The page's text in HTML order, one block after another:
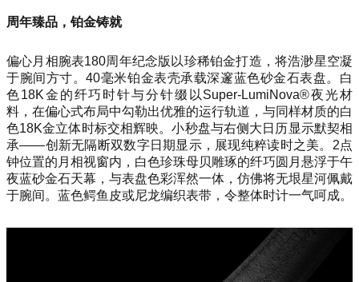
周年臻品，铂金铸就
偏心月相腕表180周年纪念版以珍稀铂金打造，将浩渺星空凝
于腕间方寸。40毫米铂金表壳承载深邃蓝色砂金石表盘。白
色18K金的纤巧时针与分针缀以Super-LumiNova®夜光材
料，在偏心式布局中勾勒出优雅的运行轨道，与同样材质的白
色18K金立体时标交相辉映。小秒盘与右侧大日历显示默契相
承——创新无隔断双数字日期显示，展现纯粹读时之美。2点
钟位置的月相视窗内，白色珍珠母贝雕琢的纤巧圆月悬浮于午
夜蓝砂金石天幕，与表盘色彩浑然一体，仿佛将无垠星河佩戴
于腕间。蓝色鳄鱼皮或尼龙编织表带，令整体时计一气呵成。